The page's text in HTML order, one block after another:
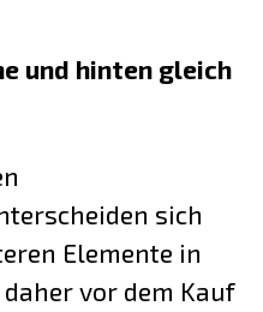
und hinten gleich
sich
Elemente in
vor dem Kauf